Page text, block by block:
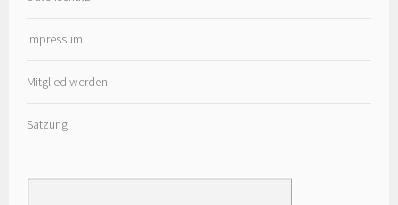
Impressum
Mitglied werden
Satzung